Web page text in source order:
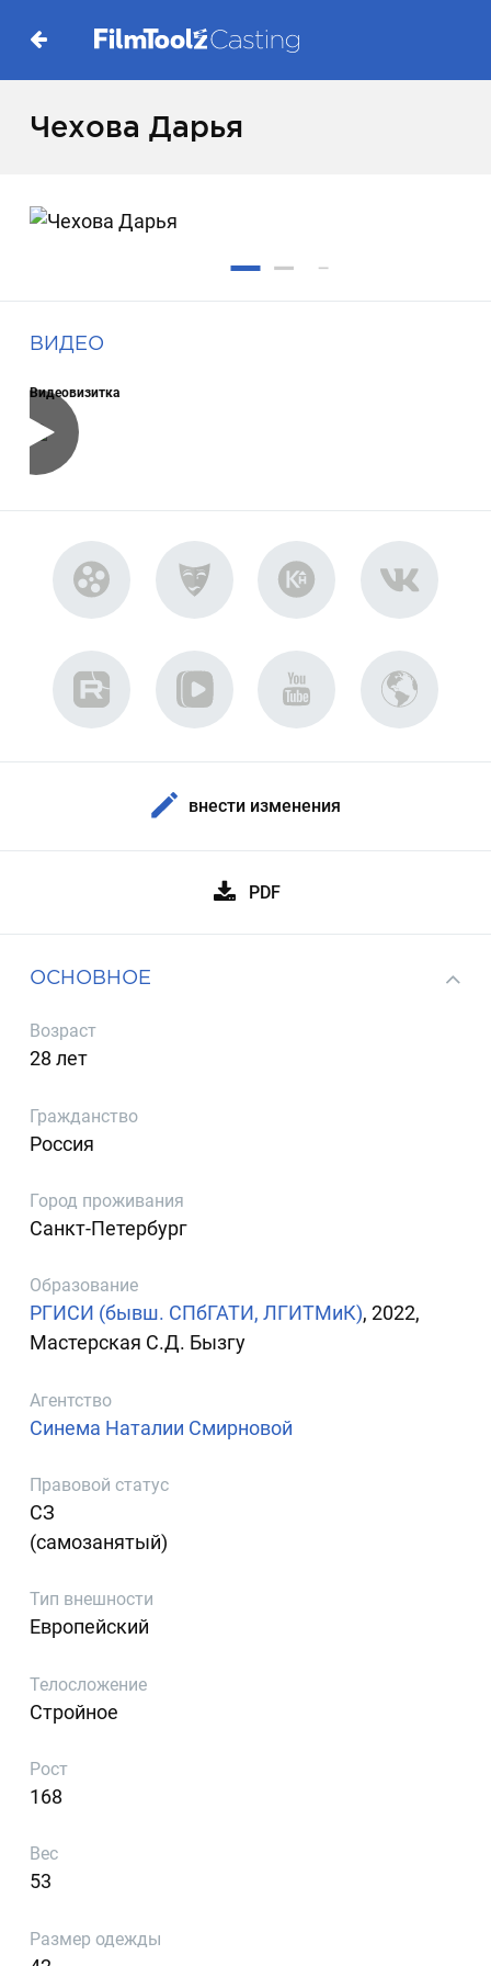
Чехова Дарья
ВИДЕО
Видеовизитка
внести изменения
PDF
ОСНОВНОЕ
Возраст
28 лет
Гражданство
Россия
Город проживания
Санкт-Петербург
Образование
РГИСИ (бывш. СПбГАТИ, ЛГИТМиК), 2022,
Мастерская С.Д. Бызгу
Агентство
Синема Наталии Смирновой
Правовой статус
СЗ
(самозанятый)
Тип внешности
Европейский
Телосложение
Стройное
Рост
168
Вес
53
Размер одежды